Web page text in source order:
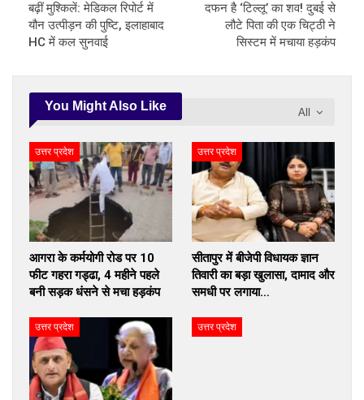
बढ़ीं मुश्किलें: मेडिकल रिपोर्ट में
यौन उत्पीड़न की पुष्टि, इलाहाबाद
HC में कल सुनवाई
दफन है ‘टिल्लू’ का शव! दुबई से
लौटे पिता की एक चिट्ठी ने
सिस्टम में मचाया हड़कंप
All
You Might Also Like
उत्तर प्रदेश
आगरा के कर्मयोगी रोड पर 10
फीट गहरा गड्ढा, 4 महीने पहले
बनी सड़क धंसने से मचा हड़कंप
उत्तर प्रदेश
सीतापुर में बीजेपी विधायक ज्ञान
तिवारी का बड़ा खुलासा, दामाद और
समधी पर लगाया…
उत्तर प्रदेश उत्तर प्रदेश